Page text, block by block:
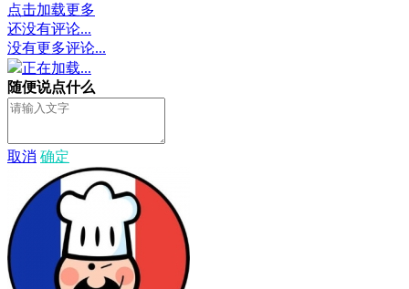
点击加载更多
还没有评论...
没有更多评论...
正在加载...
随便说点什么
取消 确定